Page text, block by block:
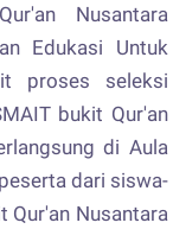
Nusantara
Edukasi Untuk
proses seleksi
bukit Qur'an
di Aula
dari siswa-
Qur'an Nusantara